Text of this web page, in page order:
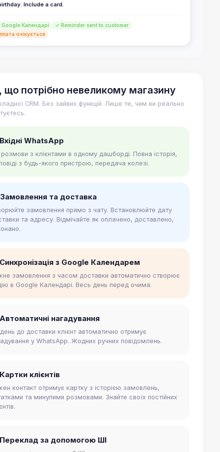
Include a card.
Календарі
✓ Reminder sent to customer
очікується
що потрібно невеликому магазину
CRM. Без зайвих функцій. Лише те, чим ви реально
WhatsApp
розмови з клієнтами в одному дашборді. Повна історія,
з будь-якого пристрою, передача колезі.
та доставка
замовлення прямо з чату. Встановлюйте дату
та адресу. Відмічайте як оплачено, доставлено,
з Google Календарем
замовлення з часом доставки автоматично створює
в Google Календарі. Весь день перед очима.
нагадування
до доставки клієнт автоматично отримує
у WhatsApp. Жодних ручних повідомлень.
клієнтів
контакт отримує картку з історією замовлень,
та минулими розмовами. Знайте своїх постійних
за допомогою ШІ